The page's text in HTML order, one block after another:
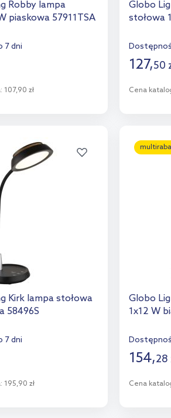
Robby lampa
piaskowa 57911TSA
7 dni
107,90 zł
do porównania
Globo
stołowa
127,50
Cena
Kirk lampa stołowa
58496S
7 dni
195,90 zł
Globo
1x12 W
154,28
Cena